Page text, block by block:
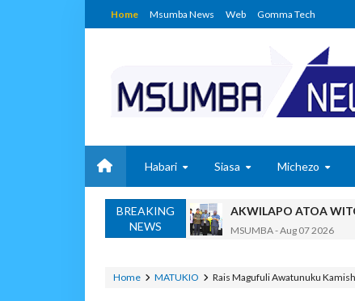
Home Msumba News Web Gomma Tech
Habari Siasa Michezo
BREAKING
NEWS
AKWILAPO ATOA
MSUMBA-Aug 07 2026
MSUMBA Aug 07 2026
WANAFUNZI WA
Home MATUKIO Rais Magufuli Awatunuku